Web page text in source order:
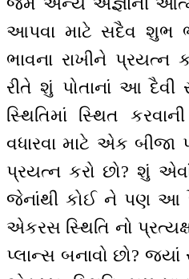
આપવા માટે સદૈવ શુભ
ભાવના રાખીને પ્રયત્ન
રીતે શું પોતાનાં આ
સ્થિતિમાં સ્થિત
વધારવા માટે એક બીજા
પ્રયત્ન કરો છો? શું
જેનાંથી કોઈ ને પણ આ
એકરસ સ્થિતિ નો
પ્લાન્સ બનાવો છો?